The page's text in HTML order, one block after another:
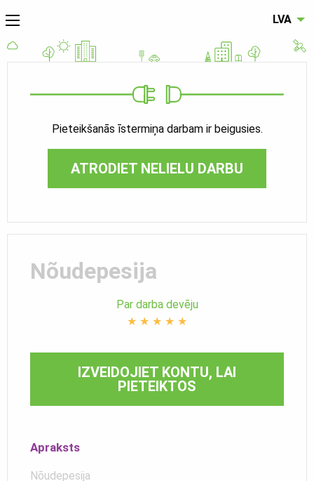
LVA
Pieteikšanās īstermiņa darbam ir beigusies.
ATRODIET NELIELU DARBU
Nõudepesija
Par darba devēju
★ ★ ★ ★ ★
IZVEIDOJIET KONTU, LAI
PIETEIKTOS
Apraksts
Nõudepesija